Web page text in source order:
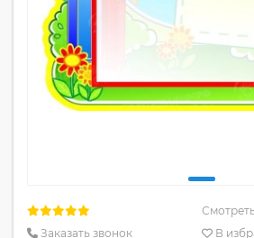
Заказать звонок
В